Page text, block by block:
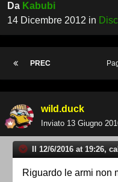
Da Kabubi
14 Dicembre 2012 in
PREC
wild.duck
Inviato 13 Giugno
Il 12/6/2016 at 19:26,
Riguardo le armi non